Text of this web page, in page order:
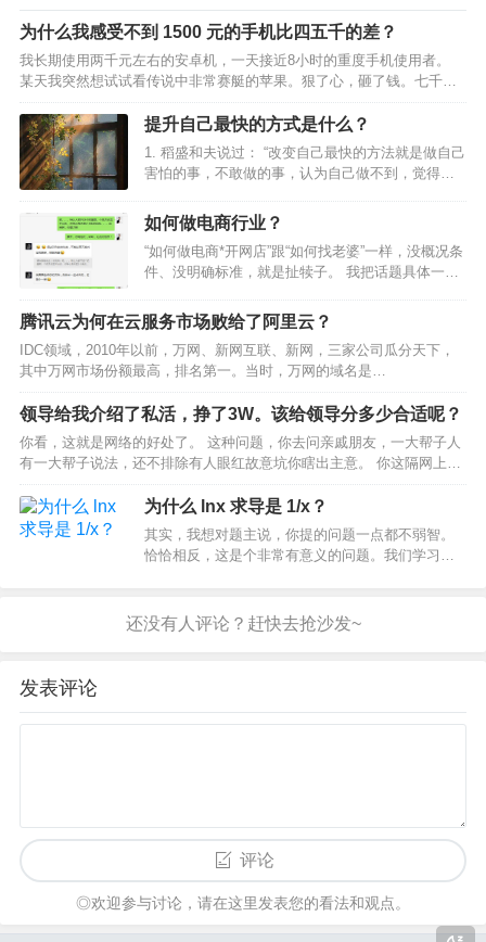
为什么我感受不到 1500 元的手机比四五千的差？
我长期使用两千元左右的安卓机，一天接近8小时的重度手机使用者。
某天我突然想试试看传说中非常赛艇的苹果。狠了心，砸了钱。七千大
样买了爱疯。 就这？什么辣鸡玩意。而且因为我一直更新软件，用了两
年爱疯就卡了。并没有传说中的用四五年不卡。 用了这…
提升自己最快的方式是什么？
1. 稻盛和夫说过： “改变自己最快的方法就是做自己
害怕的事，不敢做的事，认为自己做不到，觉得不
斗志，如果想快速的改变，可以坚持去做一些对自
己有益的事。 2. 早睡早起，坚持运动 保持旺盛的精
力，…
如何做电商行业？
“如何做电商*开网店”跟“如何找老婆”一样，没概况条
件、没明确标准，就是扯犊子。 我把话题具体一点
基础技能，小则月入三五千、多则上万。跟摆地摊
一样，有进货的钱、也不怕苦不怕累、稍微有点生
意…
腾讯云为何在云服务市场败给了阿里云？
IDC领域，2010年以前，万网、新网互联、新网，三家公司瓜分天下，
其中万网市场份额最高，排名第一。当时，万网的域名是
http://www.net.cn ，通过该域名就可以判断万网的地位。2010年阿里云
成立，直接收购了万网，大量用户直接…
领导给我介绍了私活，挣了3W。该给领导分多少合适呢？
你看，这就是网络的好处了。 这种问题，你去问亲戚朋友，一大帮子人
有一大帮子说法，还不排除有人眼红故意坑你瞎出主意。 你这隔网上一
问，大家素昧平生，反而因为想骗个赞跟你使出浑身解数来出主意。 多
好你看。 其实这事道理很简单。 人脉是人家的，活…
为什么 lnx 求导是 1/x？
其实，我想对题主说，你提的问题一点都不弱智。
恰恰相反，这是个非常有意义的问题。我们学习一
解释这个问题，不玩公式推导的符号游戏。希望能
带来新的启发。为…
发表评论
评论
◎欢迎参与讨论，请在这里发表您的看法和观点。